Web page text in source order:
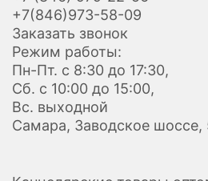
+7(846)973-58-09
Заказать звонок
Режим работы:
Пн-Пт. с 8:30 до 17:30,
Сб. с 10:00 до 15:00,
Вс. выходной
Самара, Заводское шоссе,